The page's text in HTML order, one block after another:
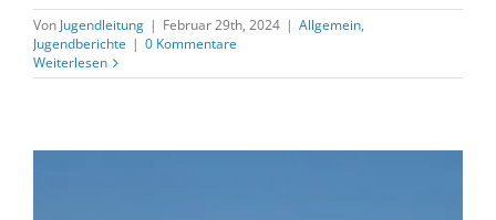
Von Jugendleitung | Februar 29th, 2024 | Allgemein,
Jugendberichte | 0 Kommentare
Weiterlesen